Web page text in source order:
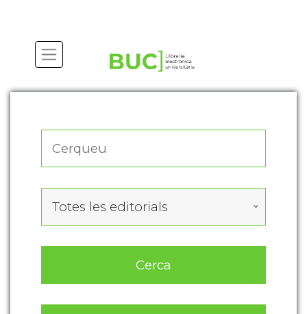
Totes les editorials
Cerca